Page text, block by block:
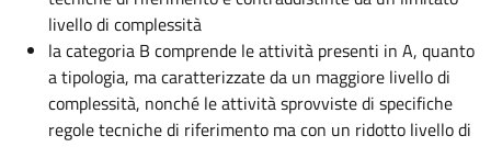
livello di complessità
la categoria B comprende le attività presenti in A, quanto
a tipologia, ma caratterizzate da un maggiore livello di
complessità, nonché le attività sprovviste di specifiche
regole tecniche di riferimento ma con un ridotto livello di